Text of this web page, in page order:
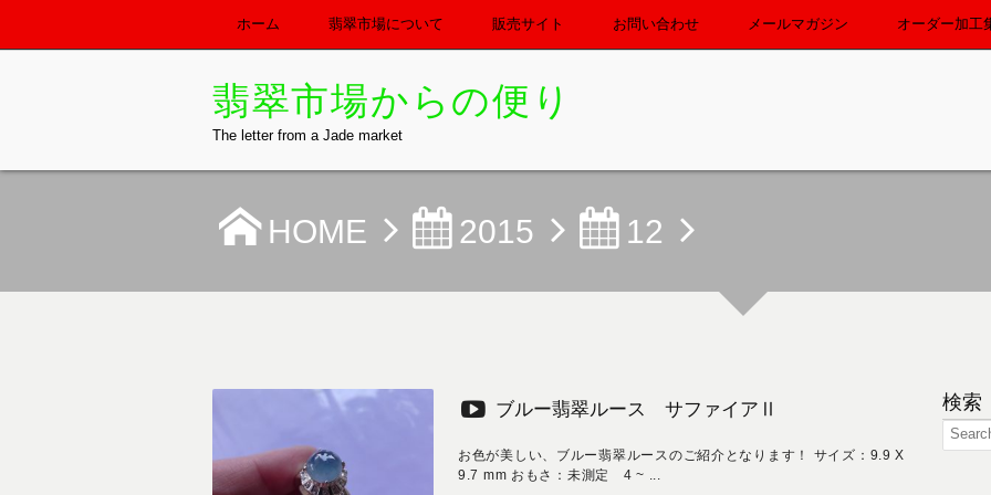
ホーム 翡翠市場について 販売サイト お問い合わせ メールマガジン オーダー加工
翡翠市場からの便り
The letter from a Jade market
HOME 2015 12
ブルー翡翠ルース サファイアⅡ
お色が美しい、ブルー翡翠ルースのご紹介となります！ サイズ：9.9 X
9.7 mm おもさ：未測定 4 ~ ...
検索